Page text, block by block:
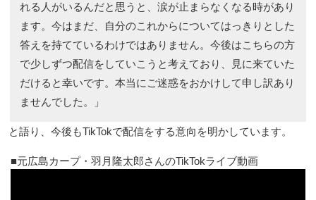
れる人がいるんだと思うと、涙が止まらなくなる時があり
ます。今はまだ、自分のこれからについてはっきりとした
答えを持てているわけではありません。今後はこちらの方
で少しずつ配信をしていこうと考えており、見に来ていた
だけると幸いです。本当にご迷惑をおかけして申し訳あり
ませんでした。」
と語り、今後もTikTokで配信をする意向を明かしています。
元広島カープ・羽月隆太郎さんのTikTokライブ動画